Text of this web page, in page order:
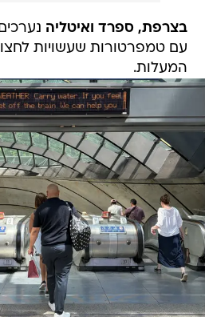
בצרפת, ספרד ואיטליה
המעלות.